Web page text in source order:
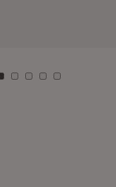
Zu Kachel: 0
Zu Kachel: 3
Zu Kachel: 6
Zu Kachel: 9
Zu Kachel: 12